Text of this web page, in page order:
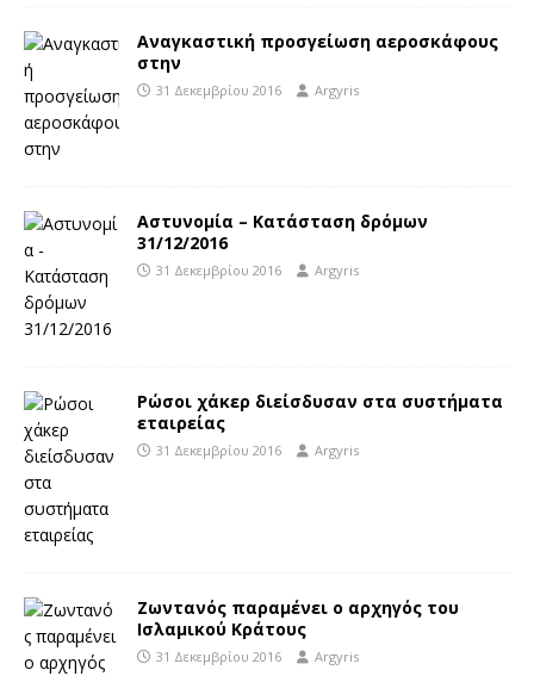
Αναγκαστική προσγείωση αεροσκάφους
στην
31 Δεκεμβρίου 2016 Argyris
Αστυνομία – Κατάσταση δρόμων
31/12/2016
31 Δεκεμβρίου 2016 Argyris
Ρώσοι χάκερ διείσδυσαν στα συστήματα
εταιρείας
31 Δεκεμβρίου 2016 Argyris
Ζωντανός παραμένει ο αρχηγός του
Ισλαμικού Κράτους
31 Δεκεμβρίου 2016 Argyris